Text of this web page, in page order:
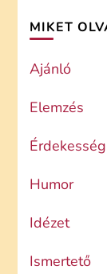
MIKET
Ajánló
Elemzés
Érdekesség
Humor
Idézet
Ismertető